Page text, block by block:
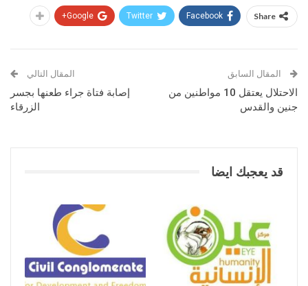
Share
Facebook
Twitter
Google+
المقال السابق
الاحتلال يعتقل 10 مواطنين من
جنين والقدس
المقال التالي
إصابة فتاة جراء طعنها بجسر
الزرقاء
قد يعجبك ايضا